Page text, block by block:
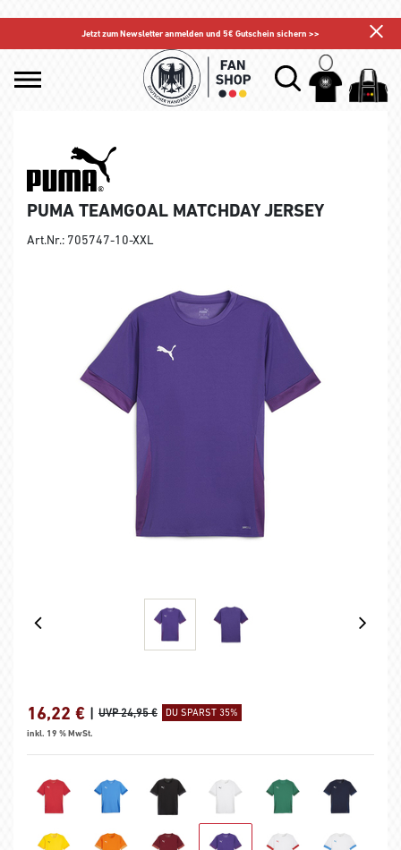
Jetzt zum Newsletter anmelden und 5€ Gutschein sichern >>
PUMA TEAMGOAL MATCHDAY JERSEY
Art.Nr.: 705747-10-XXL
16,22 € | UVP 24,95 € DU SPARST 35%
inkl. 19 % MwSt.